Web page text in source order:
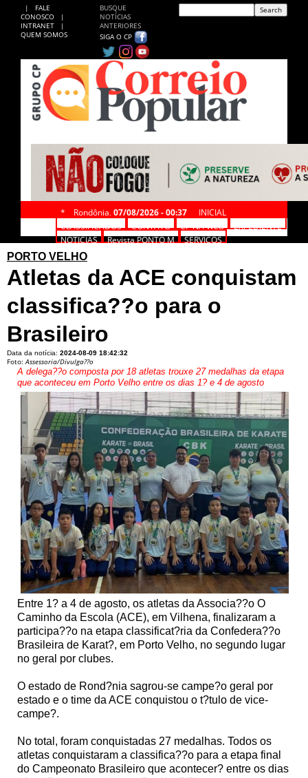
|
FALE
CONOSCO
|
INTRANET
|
QUEM SOMOS
BUSQUE
NOTÍCIAS
ANTERIORES
SIGA O CP
* Rondônia, 07/08/2026 - 00:37
INICIAL
CLASSIFICADOS
CONTATO CP NA WEB
EXPEDIENTE
NOTÍCIAS
Revista PONTO M
SERVIÇOS
PORTO VELHO
Atletas da ACE conquistam
classifica??o para o
Brasileiro
Data da notícia: 2024-08-09 18:42:32
Foto:Assessoria/Divulga??o
A delega??o composta por 18 atletas trouxe 27 medalhas da etapa
que aconteceu em Porto Velho entre os dias 1? e 4 de agosto
Entre 1? a 4 de agosto, os atletas da Associa??o O
Caminho da Escola (ACE), em Vilhena, finalizaram a
participa??o na etapa classificat?ria da Confedera??o
Brasileira de Karat?, em Porto Velho, no segundo lugar
no geral por clubes.
O estado de Rond?nia sagrou-se campe?o geral por
estado e o time da ACE conquistou o t?tulo de vice-
campe?.
No total, foram conquistadas 27 medalhas. Todos os
atletas conquistaram a classifica??o para a etapa final
do Campeonato Brasileiro que acontecer? entre os dias